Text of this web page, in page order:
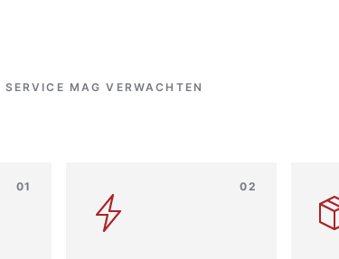
MAG VERWACHTEN
01 02